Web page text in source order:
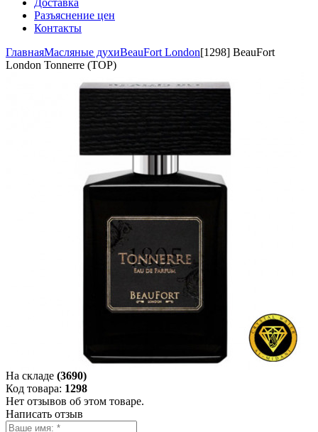
Доставка
Разъяснение цен
Контакты
ГлавнаяМасляные духиBeauFort London[1298] BeauFort
London Tonnerre (TOP)
На складе (3690)
Код товара: 1298
Нет отзывов об этом товаре.
Написать отзыв